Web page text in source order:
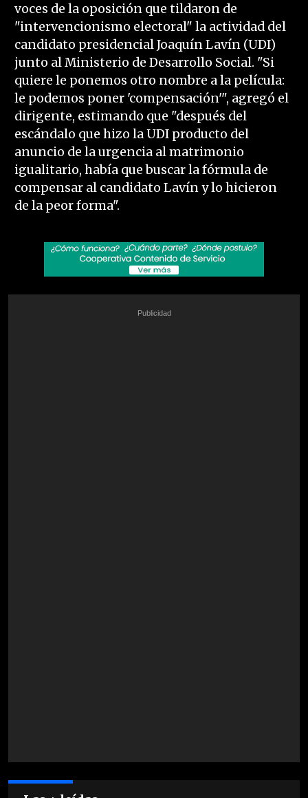
voces de la oposición que tildaron de
"intervencionismo electoral" la actividad del
candidato presidencial Joaquín Lavín (UDI)
junto al Ministerio de Desarrollo Social. "Si
quiere le ponemos otro nombre a la película:
le podemos poner 'compensación'", agregó el
dirigente, estimando que "después del
escándalo que hizo la UDI producto del
anuncio de la urgencia al matrimonio
igualitario, había que buscar la fórmula de
compensar al candidato Lavín y lo hicieron
de la peor forma".